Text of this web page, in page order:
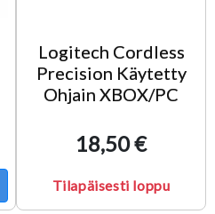
Logitech Cordless
Precision Käytetty
Ohjain XBOX/PC
18,50 €
Tilapäisesti loppu